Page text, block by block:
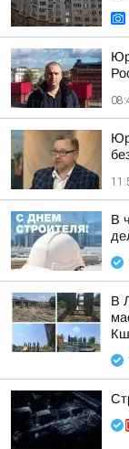
В
В